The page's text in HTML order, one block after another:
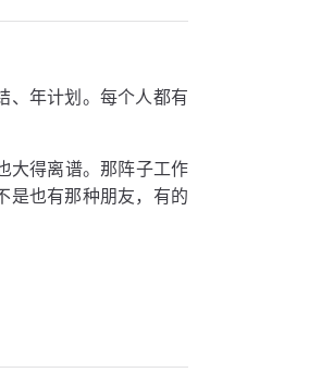
年计划。每个人都有
大得离谱。那阵子工作
是也有那种朋友，有的